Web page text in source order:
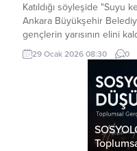
Katıldığı söyleşide "Suyu
Ankara Büyükşehir
gençlerin yarısının elini
uğradığını şaşırdı.
29 Ocak 2026 08:30 0